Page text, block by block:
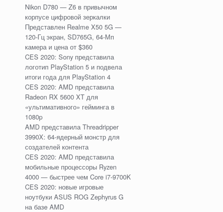
Nikon D780 — Z6 в привычном
корпусе цифровой зеркалки
Представлен Realme X50 5G —
120-Гц экран, SD765G, 64-Мп
камера и цена от $360
CES 2020: Sony представила
логотип PlayStation 5 и подвела
итоги года для PlayStation 4
CES 2020: AMD представила
Radeon RX 5600 XT для
«ультимативного» гейминга в
1080p
AMD представила Threadripper
3990X: 64-ядерный монстр для
создателей контента
CES 2020: AMD представила
мобильные процессоры Ryzen
4000 — быстрее чем Core i7-9700K
CES 2020: новые игровые
ноутбуки ASUS ROG Zephyrus G
на базe AMD